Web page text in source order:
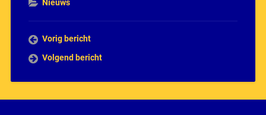
Nieuws
Vorig bericht
Volgend bericht